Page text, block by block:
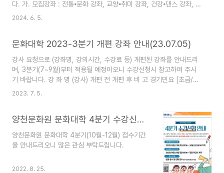
다. 가. 모집강좌 : 전통⦁문화 강좌, 교양⦁취미 강좌, 건강⦁댄스 강좌, 노
래⦁음악 강좌, 취업⦁자격 강좌, 어학 강좌, 미술 강좌, 아동 강좌 등 1.
26515300@hanmail.net 제출된 서류는 반환하지 않으며 본원 인
2651-5300 양천문화원 사무국
2024. 6. 5.
문화대학 2023-3분기 개편 강좌 안내(23.07.05)
강사 요청으로 (강좌명, 강의시간, 수강료 등) 개편된 강좌를 안내드리
며, 3분기(7~9월)부터 적용될 예정이오니 수강신청시 참고하여 주시
기 바랍니다. 강 좌 명 (강사) 개편 전 개편 후 비 고 경기민요 [초급/중
급] ( 신 자 순) 수강료 99,000원 120,000원 클래식 포크기타 (장 동
일본어회화 [고급] (미나미 카나코) 미나미 카나코 (건강상의 이유로 강
사 변경 요청) - 스페인어 (박 기 호) 매주 월 10:30~12:00 [중급] 매
주 화 10:30~12:00 [고급] 월 10:30~12:00 [중·고급반 운영] 화
10:30~12:0..
2023. 7. 5.
양천문화원 문화대학 4분기 수강신청 안내
양천문화원 문화대학 4분기(10월-12월) 접수기간
을 안내드리오니 많은 관심 부탁드립니다.
2022. 8. 25.